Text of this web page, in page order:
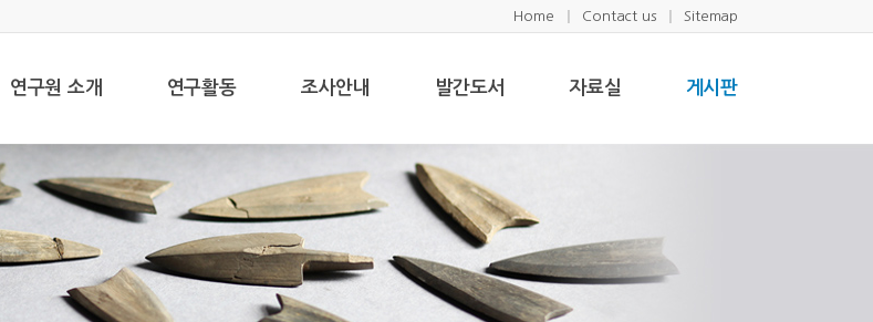
Home Contact us Sitemap
연구원 소개 연구활동 조사안내 발간도서 자료실 게시판